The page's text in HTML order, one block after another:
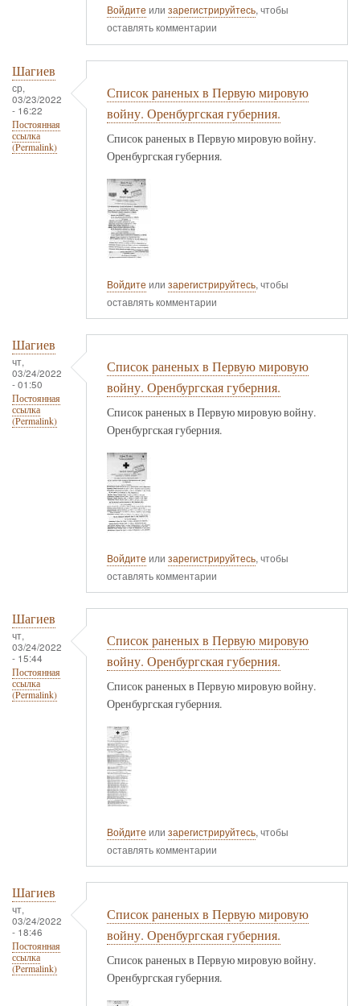
Войдите или зарегистрируйтесь, чтобы
оставлять комментарии
Шагиев
ср,
03/23/2022
- 16:22
Постоянная
ссылка
(Permalink)
Список раненых в Первую мировую
войну. Оренбургская губерния.
Список раненых в Первую мировую войну.
Оренбургская губерния.
Войдите или зарегистрируйтесь, чтобы
оставлять комментарии
Шагиев
чт,
03/24/2022
- 01:50
Постоянная
ссылка
(Permalink)
Список раненых в Первую мировую
войну. Оренбургская губерния.
Список раненых в Первую мировую войну.
Оренбургская губерния.
Войдите или зарегистрируйтесь, чтобы
оставлять комментарии
Шагиев
чт,
03/24/2022
- 15:44
Постоянная
ссылка
(Permalink)
Список раненых в Первую мировую
войну. Оренбургская губерния.
Список раненых в Первую мировую войну.
Оренбургская губерния.
Войдите или зарегистрируйтесь, чтобы
оставлять комментарии
Шагиев
чт,
03/24/2022
- 18:46
Постоянная
ссылка
(Permalink)
Список раненых в Первую мировую
войну. Оренбургская губерния.
Список раненых в Первую мировую войну.
Оренбургская губерния.